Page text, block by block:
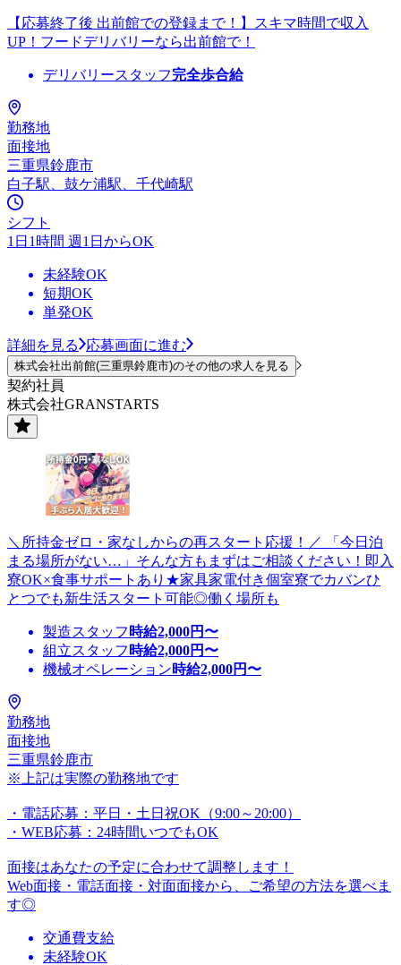
【応募終了後 出前館での登録まで！】スキマ時間で収入
UP！フードデリバリーなら出前館で！
デリバリースタッフ完全歩合給
勤務地
面接地
三重県鈴鹿市
白子駅、鼓ケ浦駅、千代崎駅
シフト
1日1時間 週1日からOK
未経験OK
短期OK
単発OK
詳細を見る 応募画面に進む
株式会社出前館(三重県鈴鹿市)のその他の求人を見る
契約社員
株式会社GRANSTARTS
＼所持金ゼロ・家なしからの再スタート応援！／ 「今日泊
まる場所がない…」そんな方もまずはご相談ください！即入
寮OK×食事サポートあり★家具家電付き個室寮でカバンひ
とつでも新生活スタート可能◎働く場所も
製造スタッフ 時給2,000円〜
組立スタッフ 時給2,000円〜
機械オペレーション時給2,000円〜
勤務地
面接地
三重県鈴鹿市
※上記は実際の勤務地です
・電話応募：平日・土日祝OK（9:00～20:00）
・WEB応募：24時間いつでもOK
面接はあなたの予定に合わせて調整します！
Web面接・電話面接・対面面接から、ご希望の方法を選べま
す◎
交通費支給
未経験OK